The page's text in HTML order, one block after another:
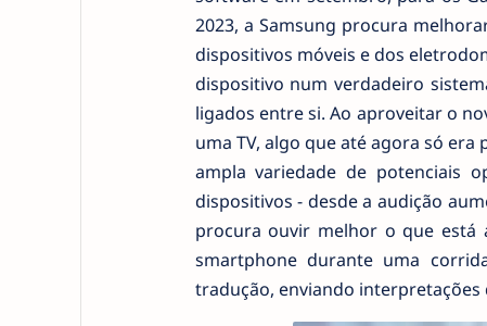
2023, a Samsung procura
dispositivos móveis e dos
dispositivo num verdadeiro
ligados entre si. Ao aproveitar o
uma TV, algo que até agora só
ampla variedade de potenciais
dispositivos - desde a audição
procura ouvir melhor o que
smartphone durante uma
tradução, enviando